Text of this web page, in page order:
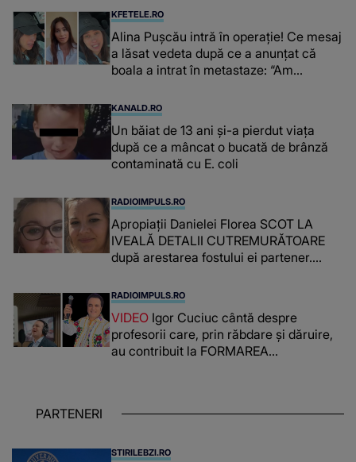
KFETELE.RO
Alina Pușcău intră în operație! Ce mesaj
a lăsat vedeta după ce a anunțat că
boala a intrat în metastaze: “Am
KANALD.RO
Un băiat de 13 ani și-a pierdut viața
după ce a mâncat o bucată de brânză
contaminată cu E. coli
RADIOIMPULS.RO
Apropiații Danielei Florea SCOT LA
IVEALĂ DETALII CUTREMURĂTOARE
după arestarea fostului ei partener.
românca ucisă în Italia și ascunsă în
lada unui pat: " Îmi pare rău că nu am
reușit să fac mai mult pentru ea și..."
RADIOIMPULS.RO
VIDEO Igor Cuciuc cântă despre
profesorii care, prin răbdare și dăruire,
au contribuit la FORMAREA
chiar și după trecerea anilor: "De
PARTENERI
STIRILEBZI.RO